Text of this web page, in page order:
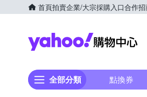
首頁拍賣企業/大宗採購入口合作
全部分類 點換券